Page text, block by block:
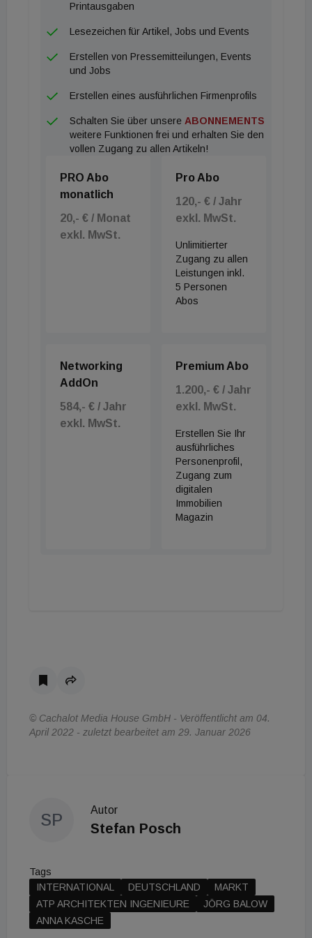
den Bereich der Generalplanungsprojekte
aufgebaut und geleitet hatte.
Printausgaben
Lesezeichen für Artikel, Jobs und Events
Erstellen von Pressemitteilungen, Events
und Jobs
Erstellen eines ausführlichen Firmenprofils
Schalten Sie über unsere ABONNEMENTS
weitere Funktionen frei und erhalten Sie den
vollen Zugang zu allen Artikeln!
PRO Abo
monatlich
20,- € / Monat
exkl. MwSt.
Pro Abo
120,- € / Jahr
exkl. MwSt.
Unlimitierter
Zugang zu allen
Leistungen inkl.
5 Personen
Abos
Networking
AddOn
584,- € / Jahr
exkl. MwSt.
Premium Abo
1.200,- € / Jahr
exkl. MwSt.
Erstellen Sie Ihr
ausführliches
Personenprofil,
Zugang zum
digitalen
Immobilien
Magazin
© Cachalot Media House GmbH - Veröffentlicht am 04.
April 2022 - zuletzt bearbeitet am 29. Januar 2026
SP
Autor
Stefan Posch
Tags
INTERNATIONAL
DEUTSCHLAND
MARKT
ATP ARCHITEKTEN INGENIEURE
JÖRG BALOW
ANNA KASCHE